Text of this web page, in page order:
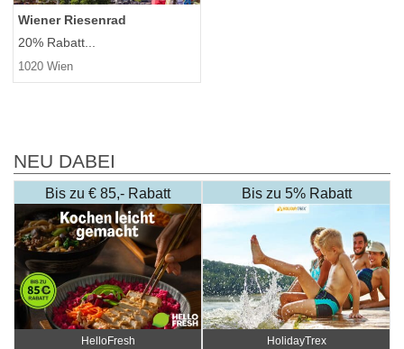
Wiener Riesenrad
20% Rabatt...
1020 Wien
NEU DABEI
Bis zu € 85,- Rabatt
HelloFresh
Bis zu 5% Rabatt
HolidayTrex